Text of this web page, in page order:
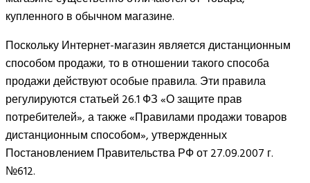
купленного в обычном магазине.
Поскольку Интернет-магазин является дистанционным
способом продажи, то в отношении такого способа
продажи действуют особые правила. Эти правила
регулируются статьей 26.1 ФЗ «О защите прав
потребителей», а также «Правилами продажи товаров
дистанционным способом», утвержденных
Постановлением Правительства РФ от 27.09.2007 г.
№612.